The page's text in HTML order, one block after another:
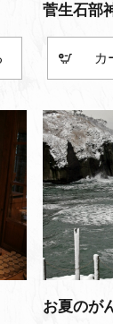
菅生石部
カ
お夏のが